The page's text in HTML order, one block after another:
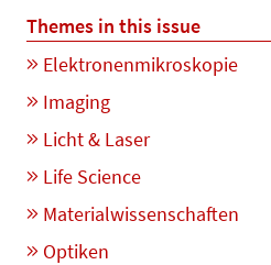
Themes in this issue
Elektronenmikroskopie
Imaging
Licht & Laser
Life Science
Materialwissenschaften
Optiken